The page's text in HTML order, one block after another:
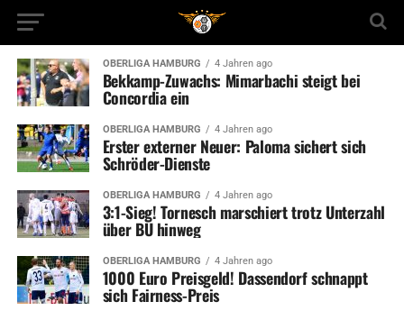
OBERLIGA HAMBURG 4 Jahren ago
Bekkamp-Zuwachs: Mimarbachi steigt bei
Concordia ein
OBERLIGA HAMBURG 4 Jahren ago
Erster externer Neuer: Paloma sichert sich
Schröder-Dienste
OBERLIGA HAMBURG 4 Jahren ago
3:1-Sieg! Tornesch marschiert trotz Unterzahl
über BU hinweg
OBERLIGA HAMBURG 4 Jahren ago
1000 Euro Preisgeld! Dassendorf schnappt
sich Fairness-Preis